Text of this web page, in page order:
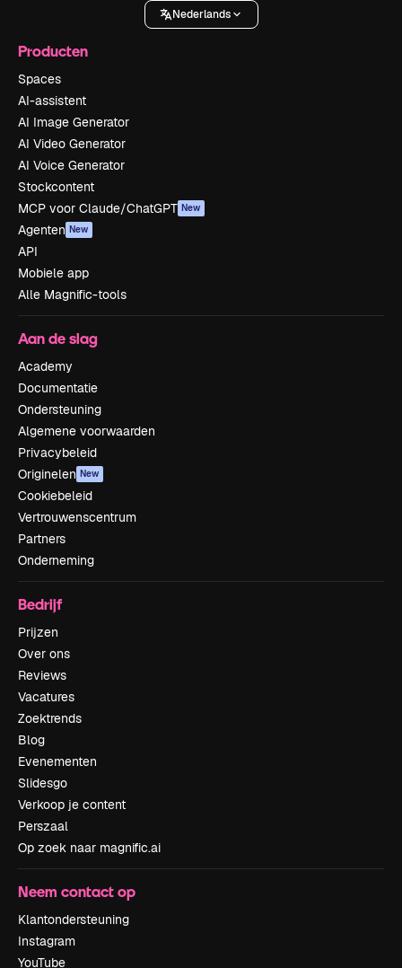
Nederlands
Producten
Spaces
AI-assistent
AI Image Generator
AI Video Generator
AI Voice Generator
Stockcontent
MCP voor Claude/ChatGPT New
Agenten New
API
Mobiele app
Alle Magnific-tools
Aan de slag
Academy
Documentatie
Ondersteuning
Algemene voorwaarden
Privacybeleid
Originelen New
Cookiebeleid
Vertrouwenscentrum
Partners
Onderneming
Bedrijf
Prijzen
Over ons
Reviews
Vacatures
Zoektrends
Blog
Evenementen
Slidesgo
Verkoop je content
Perszaal
Op zoek naar magnific.ai
Neem contact op
Klantondersteuning
Instagram
YouTube